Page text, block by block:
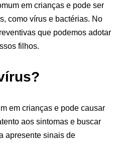
em crianças e pode ser
como vírus e bactérias. No
que podemos adotar
filhos.
em crianças e pode causar
aos sintomas e buscar
apresente sinais de